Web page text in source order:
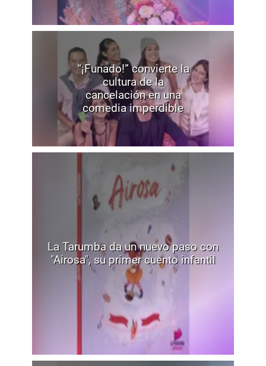
“¡Funado!” convierte la
cultura de la
cancelación en una
comedia imperdible
La Tarumba da un nuevo paso con
"Airosa", su primer cuento infantil